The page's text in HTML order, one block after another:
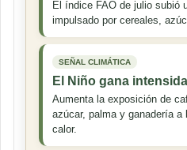
El índice FAO de julio subió
impulsado por cereales,
SEÑAL CLIMÁTICA
El Niño gana
Aumenta la exposición de
azúcar, palma y ganadería a
calor.